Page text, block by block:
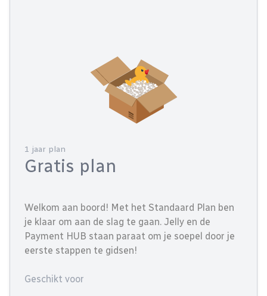
1 jaar plan
Gratis plan
Welkom aan boord! Met het Standaard Plan ben
je klaar om aan de slag te gaan. Jelly en de
Payment HUB staan paraat om je soepel door je
eerste stappen te gidsen!
Geschikt voor